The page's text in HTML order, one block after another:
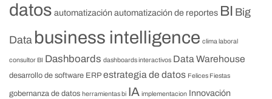
datos automatizaciónautomatización de reportes BI Big
Data business intelligence clima laboral
consultor BI Dashboards dashboards interactivos Data Warehouse
desarrollo de software ERP estrategia de datos Felices Fiestas
gobernanza de datos herramientas bi IA implementacion Innovación